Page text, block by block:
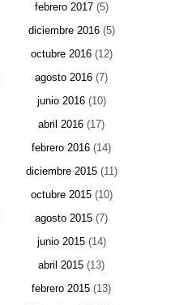
febrero 2017(5)
diciembre 2016(5)
octubre 2016(12)
agosto 2016 (7)
junio 2016(10)
abril 2016 (17)
febrero 2016 (14)
diciembre 2015(11)
octubre 2015(10)
agosto 2015 (7)
junio 2015(14)
abril 2015 (13)
febrero 2015 (13)